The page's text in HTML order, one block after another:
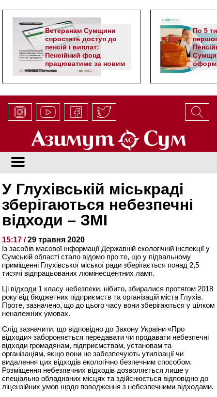
Ветеранам Сумщини
спростять доступ до
пенсій і виплат:
Пенсійний фонд
працюватиме за новим
алгоритмом
По 5
У Глухівській міськраді
зберігаються небезпечні
відходи – ЗМІ
15:17 /29 травня 2020
Із засобів масової інформації Державній екологічній інспекції у
Сумській області стало відомо про те, що у підвальному
приміщенні Глухівської міської ради зберігається понад 2,5
тисячі відпрацьованих люмінесцентних ламп.
Ці відходи 1 класу небезпеки, нібито, збиралися протягом 2018
року від бюджетних підприємств та організацій міста Глухів.
Проте, зазначено, що до цього часу вони зберігаються у цілком
неналежних умовах.
Слід зазначити, що відповідно до Закону України «Про
відходи» забороняється передавати чи продавати небезпечні
відходи громадянам, підприємствам, установам та
організаціям, якщо вони не забезпечують утилізації чи
видалення цих відходів екологічно безпечним способом.
Розміщення небезпечних відходів дозволяється лише у
спеціально обладнаних місцях та здійснюється відповідно до
ліцензійних умов щодо поводження з небезпечними відходами.